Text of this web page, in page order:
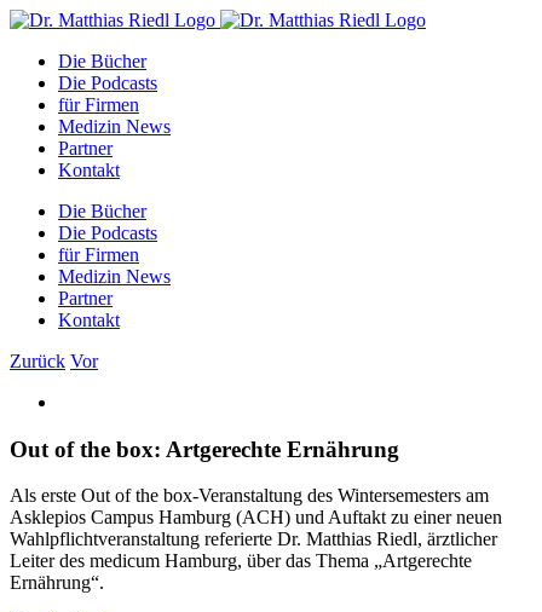
Zum
springen
Facebook
Instagram
YouTube
E-
Die Bücher
Die Podcasts
für Firmen
Medizin News
Partner
Kontakt
Die Bücher
Die Podcasts
für Firmen
Medizin News
Partner
Kontakt
Zurück Vor
Bild
Out of the box: Artgerechte Ernährung
Als erste Out of the box-Veranstaltung des Wintersemesters am
Asklepios Campus Hamburg (ACH) und Auftakt zu einer neuen
Wahlpflichtveranstaltung referierte Dr. Matthias Riedl, ärztlicher
Leiter des medicum Hamburg, über das Thema „Artgerechte
Ernährung“.